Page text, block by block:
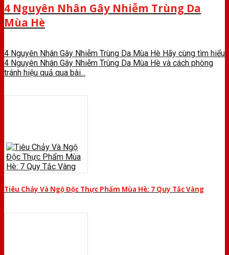
4 Nguyên Nhân Gây Nhiễm Trùng Da
Mùa Hè
4 Nguyên Nhân Gây Nhiễm Trùng Da Mùa Hè Hãy cùng tìm hiểu
4 Nguyên Nhân Gây Nhiễm Trùng Da Mùa Hè và cách phòng
tránh hiệu quả qua bài...
Tiêu Chảy Và Ngộ Độc Thực Phẩm Mùa Hè: 7 Quy Tắc Vàng